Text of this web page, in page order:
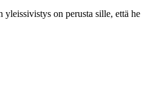
on perusta sille, että he